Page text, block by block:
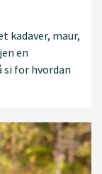
kadaver, maur,
en
for hvordan